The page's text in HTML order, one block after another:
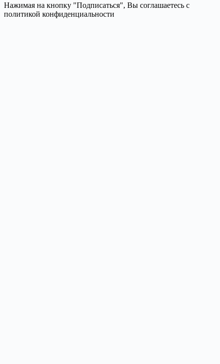
Нажимая на кнопку "Подписаться", Вы соглашаетесь с
политикой конфиденциальности